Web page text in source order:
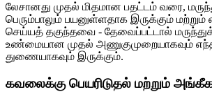
லேசானது முதல் மிதமான பதட்டம் வரை,
பெரும்பாலும் பயனுள்ளதாக இருக்கும் மற்றும்
செய்யத் தகுந்தவை - தேவைப்பட்டால்
உண்மையான முதல் அணுகுமுறையாகவும்
துணையாகவும் இருக்கும்.
கவலைக்கு பெயரிடுதல் மற்றும்